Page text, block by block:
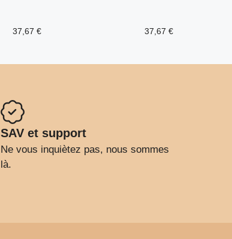
37,67 € 37,67 €
SAV et support
Ne vous inquiètez pas, nous sommes
là.